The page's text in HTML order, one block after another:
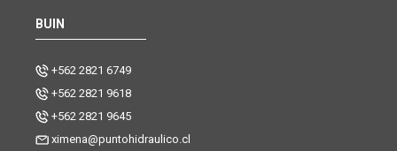
BUIN
+562 2821 6749
+562 2821 9618
+562 2821 9645
ximena@puntohidraulico.cl